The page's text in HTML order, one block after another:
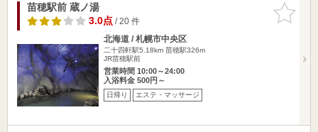
お気に入
りに追加
苗穂駅前 蔵ノ湯
3.0点/ 20 件
北海道 / 札幌市中央区
二十四軒駅5.18km 苗穂駅326m
JR苗穂駅前
営業時間 10:00～24:00
入浴料金 500円～
日帰り エステ・マッサージ